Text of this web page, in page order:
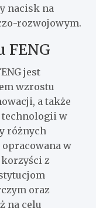
nacisk na
rozwojowym.
FENG
jest
wzrostu
a także
technologii w
różnych
opracowana w
korzyści z
oraz
na celu